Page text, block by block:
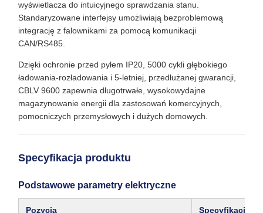
wyświetlacza do intuicyjnego sprawdzania stanu.
Standaryzowane interfejsy umożliwiają bezproblemową
integrację z falownikami za pomocą komunikacji
CAN/RS485.
Dzięki ochronie przed pyłem IP20, 5000 cykli głębokiego
ładowania-rozładowania i 5-letniej, przedłużanej gwarancji,
CBLV 9600 zapewnia długotrwałe, wysokowydajne
magazynowanie energii dla zastosowań komercyjnych,
pomocniczych przemysłowych i dużych domowych.
Specyfikacja produktu
Podstawowe parametry elektryczne
Pozycja Specyfikacja